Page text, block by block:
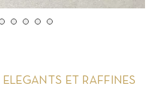
ET RAFFINES